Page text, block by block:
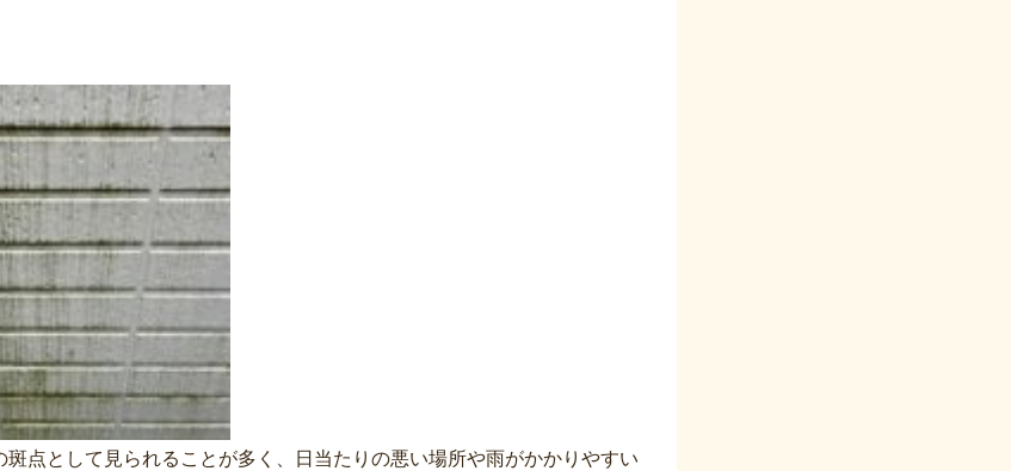
斑点として見られることが多く、日当たりの悪い場所や雨がかかりやすい